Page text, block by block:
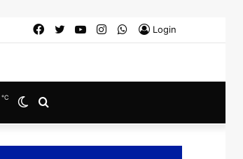
Login
WhatsApp
Instagram
YouTube
Twitter
Facebook
for
Switch
skin
℃